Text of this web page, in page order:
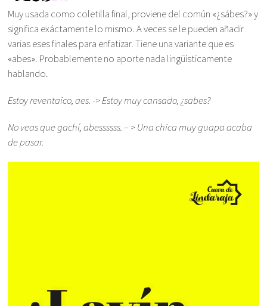
Muy usada como coletilla final, proviene del común «¿sábes?» y
significa exáctamente lo mismo. A veces se le pueden añadir
varias eses finales para enfatizar. Tiene una variante que es
«abes». Probablemente no aporte nada lingüísticamente
hablando.
Estoy reventaico, aes. -> Estoy muy cansado, ¿sabes?
No veas que gachí, abessssss. – > Una chica muy guapa acaba
de pasar.